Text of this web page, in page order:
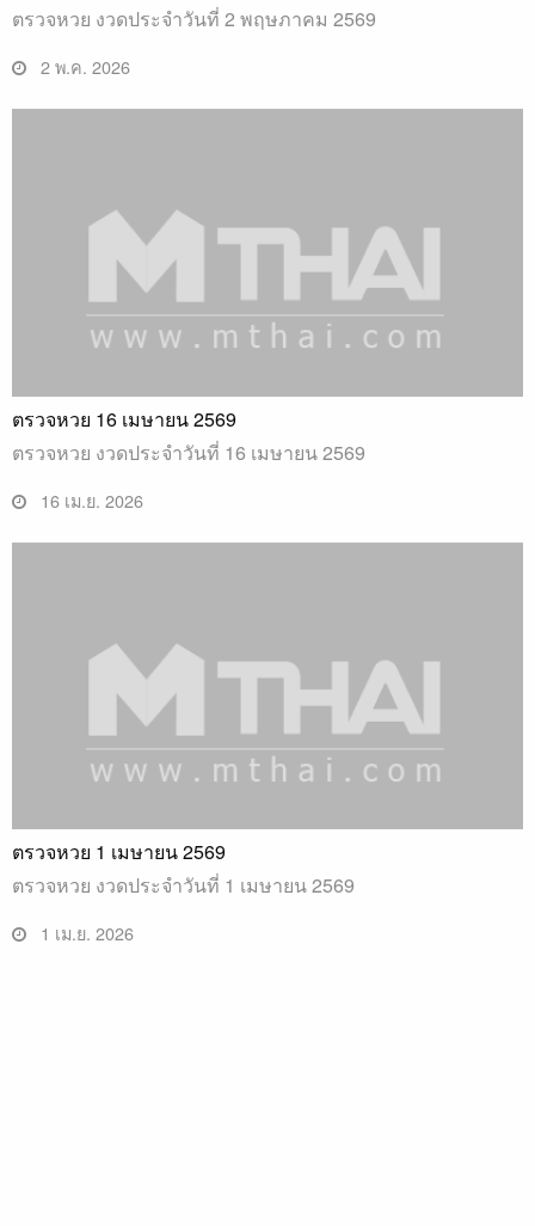
ตรวจหวย งวดประจำวันที่ 2 พฤษภาคม 2569
2 พ.ค. 2026
ตรวจหวย 16 เมษายน 2569
ตรวจหวย งวดประจำวันที่ 16 เมษายน 2569
16 เม.ย. 2026
ตรวจหวย 1 เมษายน 2569
ตรวจหวย งวดประจำวันที่ 1 เมษายน 2569
1 เม.ย. 2026